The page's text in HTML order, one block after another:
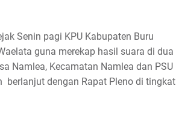
Senin pagi KPU Kabupaten Buru
guna merekap hasil suara di dua
Namlea, Kecamatan Namlea dan PSU
berlanjut dengan Rapat Pleno di tingkat